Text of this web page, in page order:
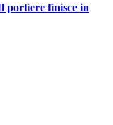
portiere finisce in